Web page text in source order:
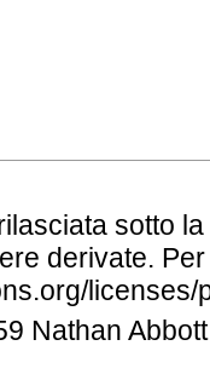
sotto
derivate.
Nathan